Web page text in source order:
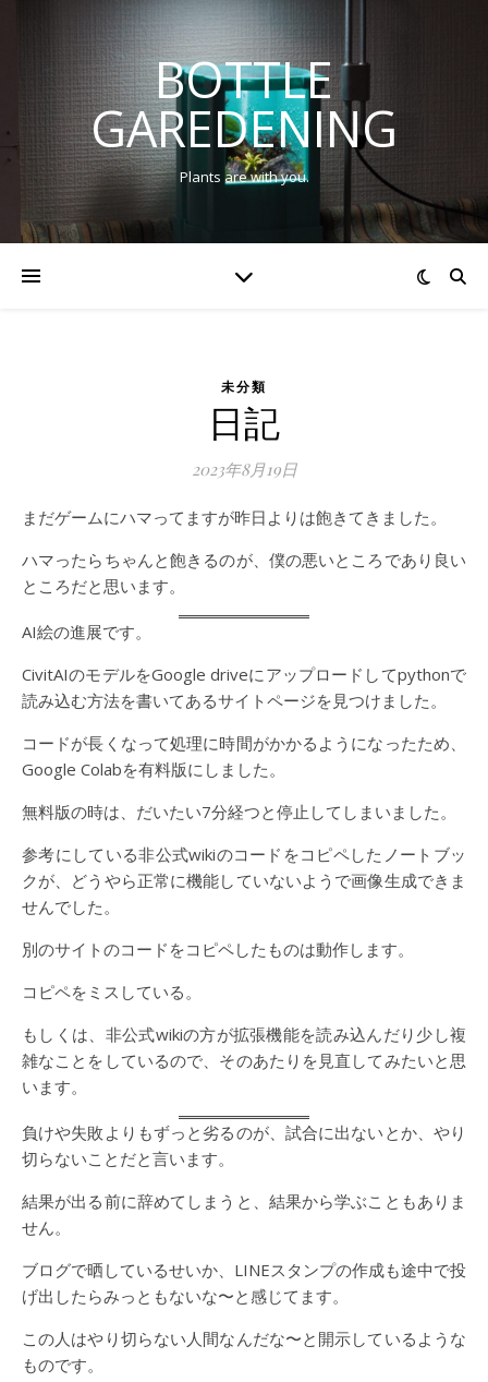
BOTTLE
GAREDENING
Plants are with you.
未分類
日記
2023年8月19日
まだゲームにハマってますが昨日よりは飽きてきました。
ハマったらちゃんと飽きるのが、僕の悪いところであり良い
ところだと思います。
AI絵の進展です。
CivitAIのモデルをGoogle driveにアップロードしてpythonで
読み込む方法を書いてあるサイトページを見つけました。
コードが長くなって処理に時間がかかるようになったため、
Google Colabを有料版にしました。
無料版の時は、だいたい7分経つと停止してしまいました。
参考にしている非公式wikiのコードをコピペしたノートブッ
クが、どうやら正常に機能していないようで画像生成できま
せんでした。
別のサイトのコードをコピペしたものは動作します。
コピペをミスしている。
もしくは、非公式wikiの方が拡張機能を読み込んだり少し複
雑なことをしているので、そのあたりを見直してみたいと思
います。
負けや失敗よりもずっと劣るのが、試合に出ないとか、やり
切らないことだと言います。
結果が出る前に辞めてしまうと、結果から学ぶこともありま
せん。
ブログで晒しているせいか、LINEスタンプの作成も途中で投
げ出したらみっともないな〜と感じてます。
この人はやり切らない人間なんだな〜と開示しているような
ものです。